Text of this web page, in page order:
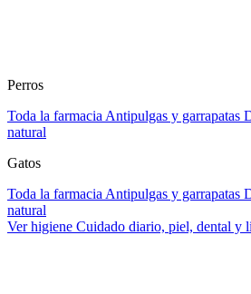
Perros
Toda la farmacia Antipulgas y garrapatas
natural
Gatos
Toda la farmacia Antipulgas y garrapatas
natural
Ver higiene Cuidado diario, piel, dental y